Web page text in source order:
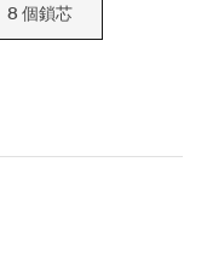
8 個鎖芯